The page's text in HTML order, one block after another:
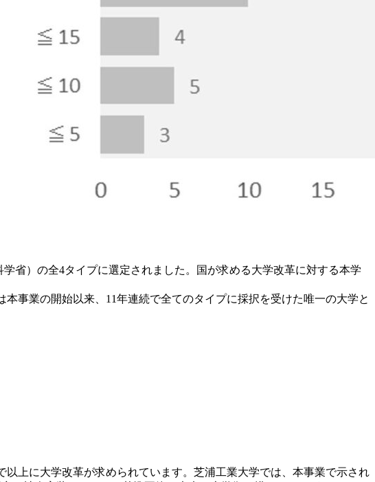
省）の全4タイプに選定されました。国が求める大学改革に対する本学
事業の開始以来、11年連続で全てのタイプに採択を受けた唯一の大学と
上に大学改革が求められています。芝浦工業大学では、本事業で示され